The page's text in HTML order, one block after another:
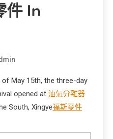
件 In
of May 15th, the three-day
opened at 油氣分離器
South, Xingye福斯零件